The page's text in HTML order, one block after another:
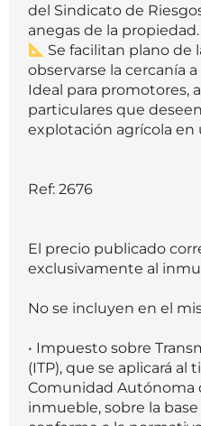
del Sindicato de
anegas de la propiedad.
Se facilitan plano de
observarse la cercanía
Ideal para promotores,
particulares que
explotación agrícola
Ref: 2676
El precio publicado
exclusivamente al
No se incluyen en el
• Impuesto sobre
(ITP), que se aplicará al
Comunidad Autónoma
inmueble, sobre la